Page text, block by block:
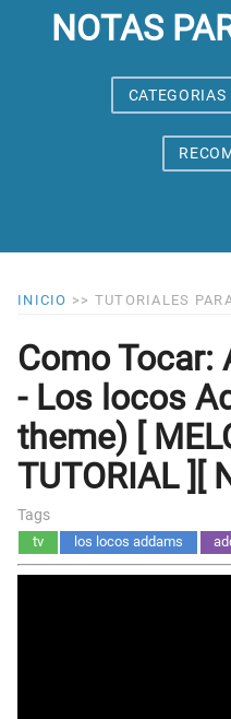
NOTAS
CATEGORIAS
INICIO >> TUTORIALES
Como Tocar:
- Los locos
theme) [
TUTORIAL ][
Tags
tv los locos addams